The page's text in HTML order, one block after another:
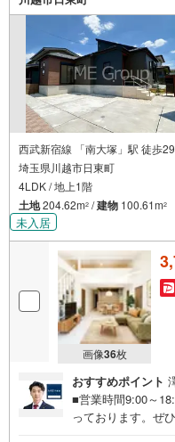
西武新宿線 「南大塚」駅 徒歩
埼玉県川越市日東町
4LDK / 地上1階
土地204.62m2 /建物 100.61m2
未入居
画像36枚
おすすめポイント
■営業時間9:00～
っております。ぜ